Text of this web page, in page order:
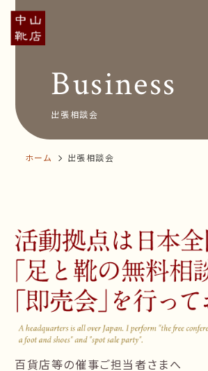
Concept コンセプト
Insole オーダー中敷き
News&Blog
Company
オンラインショップ
お問い合わせ
follow us!
Business
出張相談会
ホーム 出張相談会
百貨店等の催事ご担当者さまへ